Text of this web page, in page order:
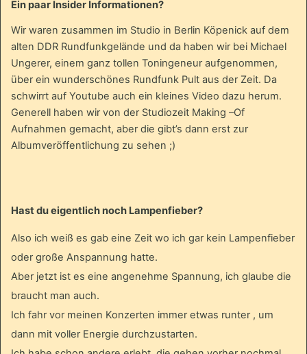
Ein paar Insider Informationen?
Wir waren zusammen im Studio in Berlin Köpenick auf dem
alten DDR Rundfunkgelände und da haben wir bei Michael
Ungerer, einem ganz tollen Toningeneur aufgenommen,
über ein wunderschönes Rundfunk Pult aus der Zeit. Da
schwirrt auf Youtube auch ein kleines Video dazu herum.
Generell haben wir von der Studiozeit Making –Of
Aufnahmen gemacht, aber die gibt’s dann erst zur
Albumveröffentlichung zu sehen ;)
Hast du eigentlich noch Lampenfieber?
Also ich weiß es gab eine Zeit wo ich gar kein Lampenfieber
oder große Anspannung hatte.
Aber jetzt ist es eine angenehme Spannung, ich glaube die
braucht man auch.
Ich fahr vor meinen Konzerten immer etwas runter , um
dann mit voller Energie durchzustarten.